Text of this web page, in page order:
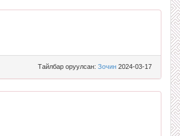
Тайлбар оруулсан: Зочин 2024-03-17